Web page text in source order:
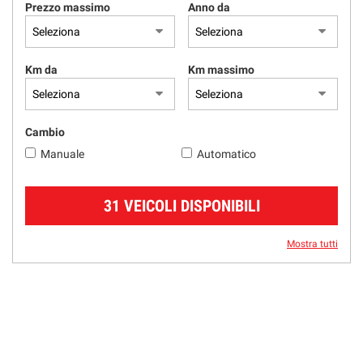
Prezzo massimo Anno da
Km da Km massimo
Cambio
Manuale
Automatico
31 VEICOLI DISPONIBILI
Mostra tutti